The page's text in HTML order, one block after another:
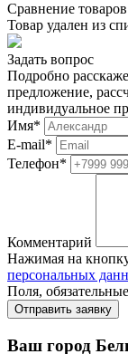
Сравнение товаров
Товар удален из
Задать вопрос
Подробно
предложение,
индивидуальное
Имя*
E-mail*
Телефон*
Комментарий
Нажимая на
персональных
Поля,
Ваш город